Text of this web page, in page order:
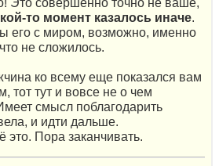
то момент казалось иначе.
его с миром, возможно, именно
не сложилось.
ко всему еще показался вам
тот тут и вовсе не о чем
смысл поблагодарить
и идти дальше.
это. Пора заканчивать.